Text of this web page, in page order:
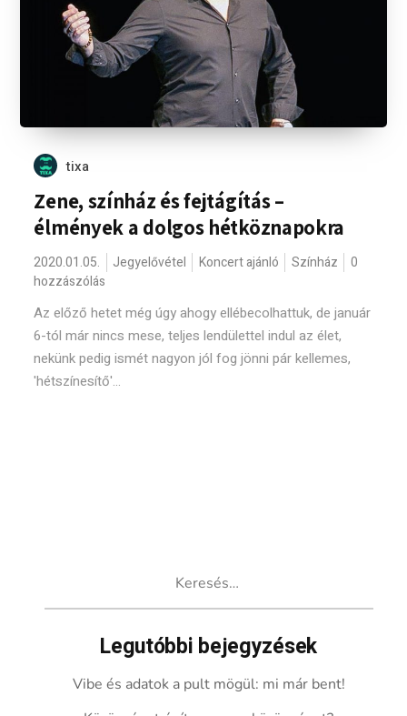
tixa
Zene, színház és fejtágítás –
élmények a dolgos hétköznapokra
2020.01.05. Jegyelővétel Koncert ajánló Színház
0
hozzászólás
Az előző hetet még úgy ahogy ellébecolhattuk, de január
6-tól már nincs mese, teljes lendülettel indul az élet,
nekünk pedig ismét nagyon jól fog jönni pár kellemes,
'hétszínesítő'...
Legutóbbi bejegyzések
Vibe és adatok a pult mögül: mi már bent!